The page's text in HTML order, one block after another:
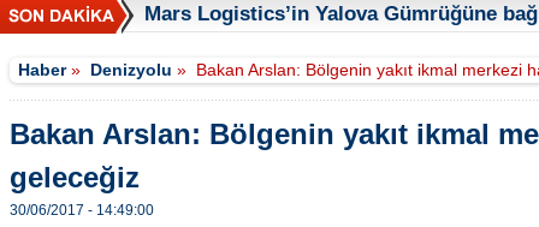
Mars Logistics’in Yalova Gümrüğüne
Haber» Denizyolu » Bakan Arslan: Bölgenin yakıt ikmal merkezi
Bakan Arslan: Bölgenin yakıt ikmal
geleceğiz
30/06/2017 - 14:49:00